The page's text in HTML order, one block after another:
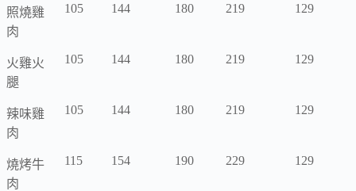
照燒雞
肉
105 144 180 219 129
火雞火
腿
105 144 180 219 129
辣味雞
肉
105 144 180 219 129
燒烤牛
肉
115 154 190 229 129